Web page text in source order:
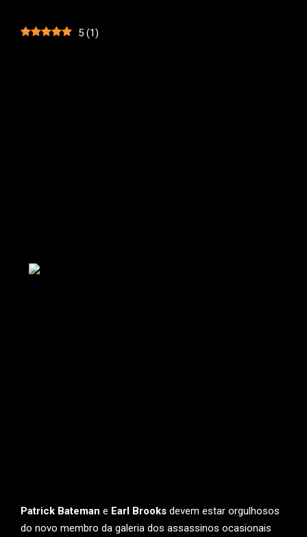
5 (1)
Patrick Bateman e Earl Brooks devem estar orgulhosos
do novo membro da galeria dos assassinos ocasionais